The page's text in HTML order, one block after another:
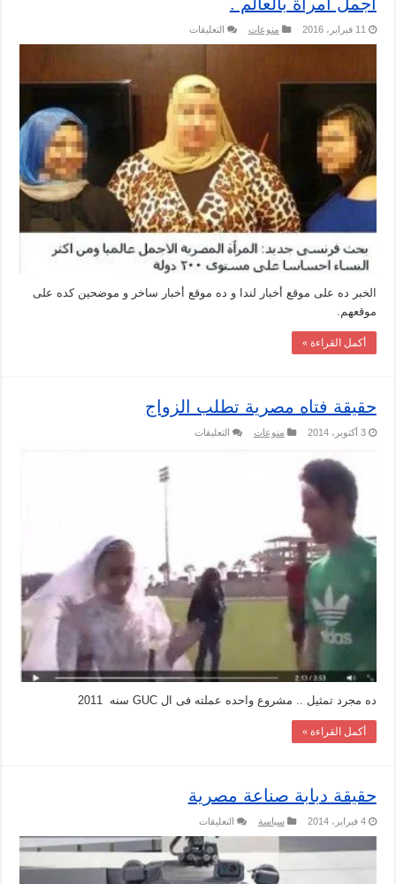
11 فبراير، 2016 منوعات التعليقات
يقول
أن
المرأة
المصرية
أجمل
أمراة
بالعالم
.
مغلقة
الخبر ده على موقع أخبار لندا و ده موقع أخبار ساخر و موضحين كده على
موقعهم.
أكمل القراءة »
حقيقة فتاه مصرية تطلب الزواج
3 أكتوبر، 2014 منوعات التعليقات
مصرية
ده مجرد تمثيل .. مشروع واحده عملته فى ال GUC سنه 2011
أكمل القراءة »
حقيقة دبابة صناعة مصرية
4 فبراير، 2014 سياسة التعليقات
دبابة
صناعة
مصرية
مغلقة